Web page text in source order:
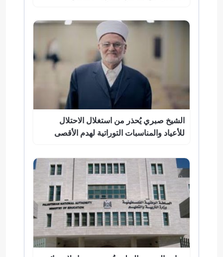
الشيخ صبري يُحذر من استغلال الاحتلال
للأعياد والمناسبات التوراتية لهدم الأقصى